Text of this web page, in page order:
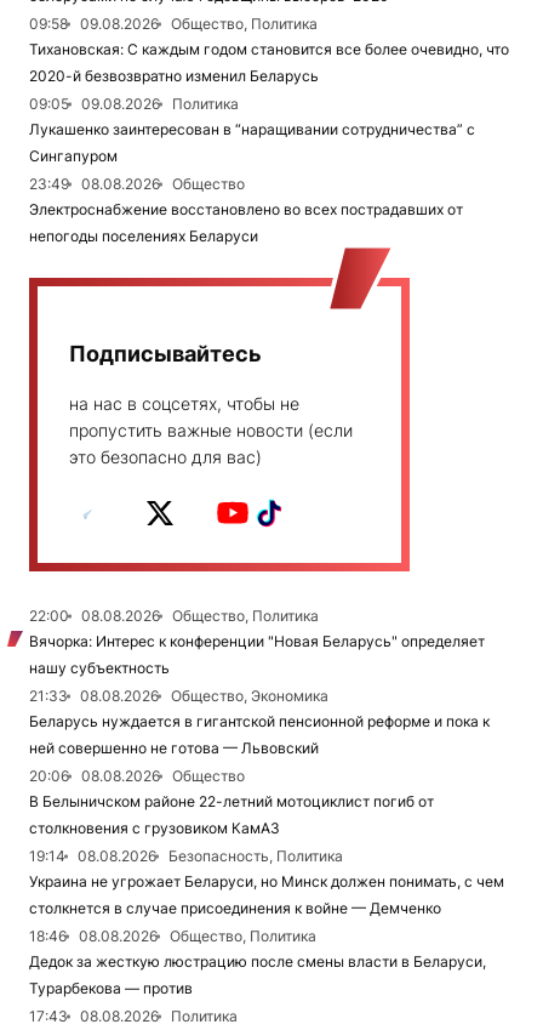
09:58
09.08.2026
Общество, Политика
Тихановская: С каждым годом становится все более очевидно, что
2020-й безвозвратно изменил Беларусь
09:05
09.08.2026
Политика
Лукашенко заинтересован в “наращивании сотрудничества” с
Сингапуром
23:49
08.08.2026
Общество
Электроснабжение восстановлено во всех пострадавших от
непогоды поселениях Беларуси
Подписывайтесь
на нас в соцсетях, чтобы не
пропустить важные новости (если
это безопасно для вас)
22:00 08.08.2026
Общество, Политика
Вячорка: Интерес к конференции "Новая Беларусь" определяет
нашу субъектность
21:33
08.08.2026
Общество, Экономика
Беларусь нуждается в гигантской пенсионной реформе и пока к
ней совершенно не готова — Львовский
20:06
08.08.2026
Общество
В Белыничском районе 22-летний мотоциклист погиб от
столкновения с грузовиком КамАЗ
19:14
08.08.2026
Безопасность, Политика
Украина не угрожает Беларуси, но Минск должен понимать, с чем
столкнется в случае присоединения к войне — Демченко
18:46
08.08.2026
Общество, Политика
Дедок за жесткую люстрацию после смены власти в Беларуси,
Турарбекова — против
17:43
08.08.2026
Политика